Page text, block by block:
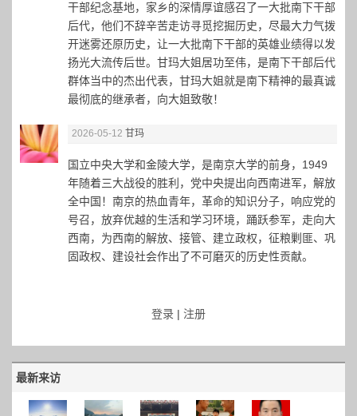
干部纪念基地，家乡的深情厚谊感召了一大批南下干部
后代，他们不辞辛苦走访寻觅挖掘历史，尽最大力气拨
开迷雾还原历史，让一大批南下干部的英雄业绩得以发
扬光大流传后世。甘玛大姐居功至伟，是南下干部后代
群体当中的杰出代表，甘玛大姐就是南下精神的最真诚
最彻底的继承者，向大姐致敬！
2026-05-12 甘玛
国立中央大学和金陵大学，是南京大学的前身，1949
年随着三大战役的胜利，党中央提出向西南进军，解放
全中国！南京的热血青年，革命的知识分子，响应党的
号召，放弃优越的生活和学习环境，踊跃参军，走向大
西南，为西南的解放、接管、建立政权，征粮剿匪、巩
固政权、建设社会作出了不可磨灭的历史性贡献。
登录 | 注册
最新来访